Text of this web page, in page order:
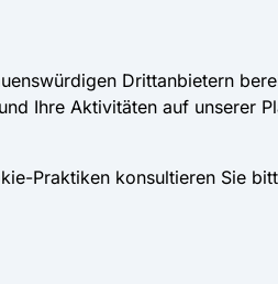
Drittanbietern
Ihre Aktivitäten auf unserer
Praktiken konsultieren Sie